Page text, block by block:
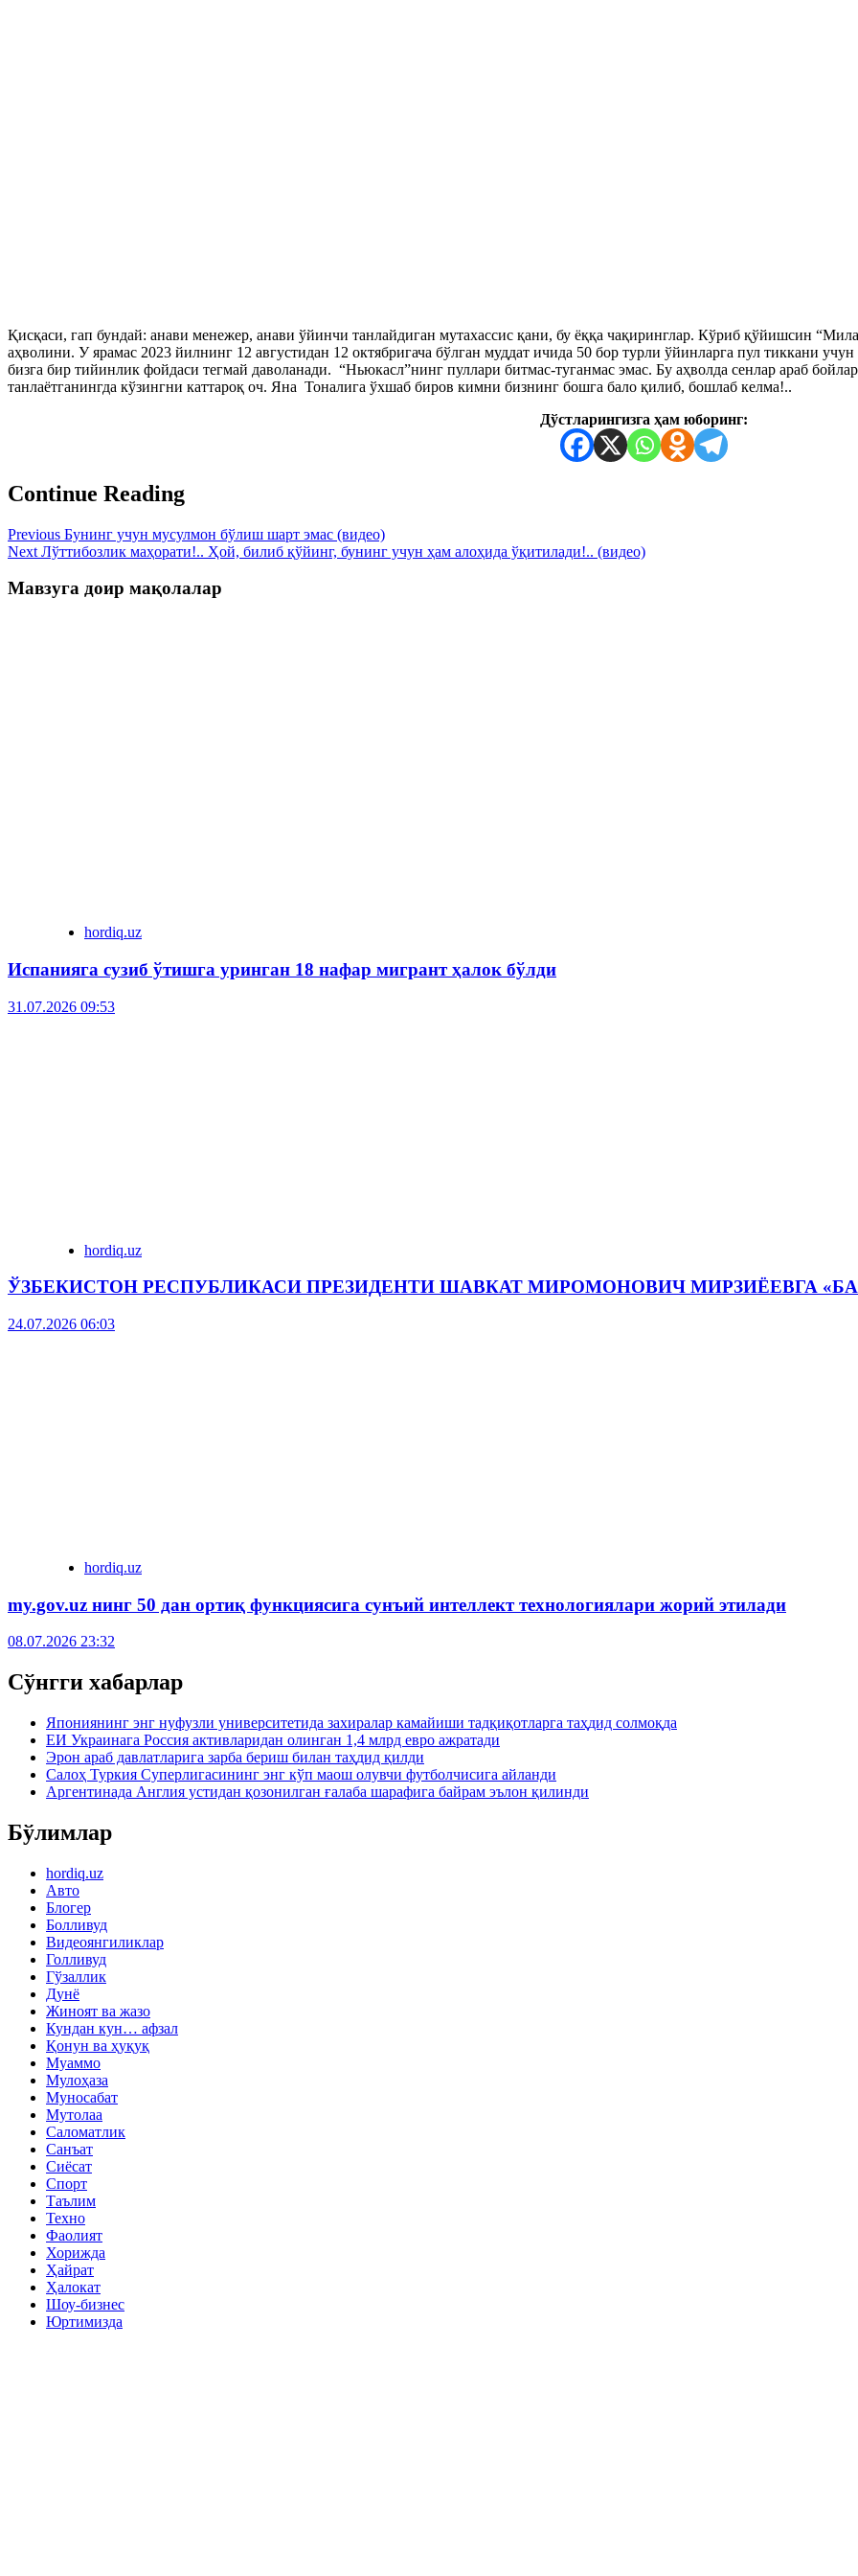
Қисқаси, гап бундай: анави менежер, анави ўйинчи танлайдиган мутахассис қани, бу ёққа чақиринглар. Кўриб қўйишсин
аҳволини. У ярамас 2023 йилнинг 12 августидан 12 октябригача бўлган муддат ичида 50 бор турли ўйинларга пул тиккани
бизга бир тийинлик фойдаси тегмай даволанади. “Ньюкасл”нинг пуллари битмас-туганмас эмас. Бу аҳволда сенлар араб
танлаётганингда кўзингни каттароқ оч. Яна Тоналига ўхшаб биров кимни бизнинг бошга бало қилиб, бошлаб келма!..
Дўстларингизга ҳам юборинг:
Continue Reading
Previous Бунинг учун мусулмон бўлиш шарт эмас (видео)
Next Лўттибозлик маҳорати!.. Ҳой, билиб қўйинг, бунинг учун ҳам алоҳида ўқитилади!.. (видео)
Мавзуга доир мақолалар
hordiq.uz
Испанияга сузиб ўтишга уринган 18 нафар мигрант ҳалок бўлди
31.07.2026 09:53
hordiq.uz
ЎЗБЕКИСТОН РЕСПУБЛИКАСИ ПРЕЗИДЕНТИ ШАВКАТ МИРОМОНОВИЧ МИРЗИЁЕВГА
24.07.2026 06:03
hordiq.uz
my.gov.uz нинг 50 дан ортиқ функциясига сунъий интеллект технологиялари жорий этилади
08.07.2026 23:32
Сўнгги хабарлар
Япониянинг энг нуфузли университетида захиралар камайиши тадқиқотларга таҳдид солмоқда
ЕИ Украинага Россия активларидан олинган 1,4 млрд евро ажратади
Эрон араб давлатларига зарба бериш билан таҳдид қилди
Салоҳ Туркия Суперлигасининг энг кўп маош олувчи футболчисига айланди
Аргентинада Англия устидан қозонилган ғалаба шарафига байрам эълон қилинди
Бўлимлар
hordiq.uz
Авто
Блогер
Болливуд
Видеоянгиликлар
Голливуд
Гўзаллик
Дунё
Жиноят ва жазо
Кундан кун… афзал
Қонун ва ҳуқуқ
Муаммо
Мулоҳаза
Муносабат
Мутолаа
Саломатлик
Санъат
Сиёсат
Спорт
Таълим
Техно
Фаолият
Хорижда
Ҳайрат
Ҳалокат
Шоу-бизнес
Юртимизда